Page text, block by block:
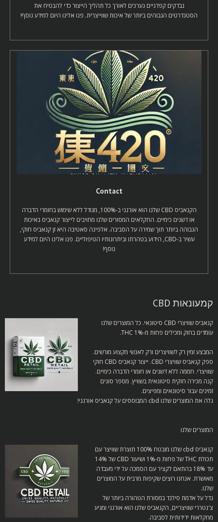
נבדקים קפדניים נערכים לאורך כל תהליך הייצור כדי להבטיח את
הסטנדרטים הגבוהים ביותר של איכות שווייצרית. פנו אלינו היום למידע נוסף!
Contact
הקנאביס CBD שלנו הוא אורגני ב-100%, מגודל ללא שימוש בחומרי הדברה
או דשנים כימיים. החקלאים המסורים שלנו מחויבים לייצור קנאביס באיכות
הגבוהה ביותר תוך שמירה על הסביבה. אלפינה סאטיבה היא זן קנאביס חוקי,
עשיר ב-CBD, הידוע בטהרתו וביתרונותיו הטיפוליים. פנו אלינו היום למידע
נוסף!
קמעונאות CBD
קנאביס שוויצרי CBD סיטונאי.
כל המוצרים שלנו
עומדים בחוק ומכילים פחות מ-1% THC.
המבצע זמין רק לשוויצרים ורק לאנשי מקצוע מורשים.
ספק קנאביס שוויצרי CBD. ייצור קנאביס CBD חוקי
שוויצרי. חממה ללא דשנים או חומרי הדברה כימיים.
קנה מכירה חוקית סיטונאית בשוויץ. מספר סוגים
זמינים עבור סיטונאים ומפיצים.
גלה את המוצרים שלנו cbd המבוססים על קנאביס אורגני!
המוצרים שלנו
קנאביס cbd שלנו מובטח 100% תוצרת שוויצר עם
תכולת THC של פחות מ-1% ושיעור CBD של 14%
עד 18% בהתאם לקציר עם הסמכה על ידי מעבדה
מאושרת. אנחנו רוצים שקיפות מרבית על המוצרים
שלנו.
גדל על אדמת סילנד במסורת הטהורה ביותר של
צ'נטררי שוויצריים, הקנאביס שלנו הוא אורגני ומגיע
מחקלאות ידידותית לסביבה.